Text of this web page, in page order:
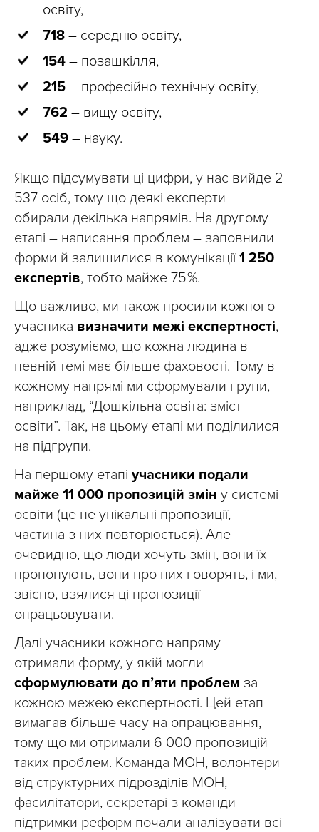
освіту,
718 – середню освіту,
154 – позашкілля,
215 – професійно-технічну освіту,
762 – вищу освіту,
549 – науку.
Якщо підсумувати ці цифри, у нас вийде 2
537 осіб, тому що деякі експерти
обирали декілька напрямів. На другому
етапі – написання проблем – заповнили
форми й залишилися в комунікації1 250
експертів, тобто майже 75 %.
Що важливо, ми також просили кожного
учасника визначити межі експертності,
адже розуміємо, що кожна людина в
певній темі має більше фаховості. Тому в
кожному напрямі ми сформували групи,
наприклад, “Дошкільна освіта: зміст
освіти”. Так, на цьому етапі ми поділилися
на підгрупи.
На першому етапі учасники подали
майже 11 000 пропозицій змін у системі
освіти (це не унікальні пропозиції,
частина з них повторюється). Але
очевидно, що люди хочуть змін, вони їх
пропонують, вони про них говорять, і ми,
звісно, взялися ці пропозиції
опрацьовувати.
Далі учасники кожного напряму
отримали форму, у якій могли
сформулювати до п’яти проблем за
кожною межею експертності. Цей етап
вимагав більше часу на опрацювання,
тому що ми отримали 6 000 пропозицій
таких проблем. Команда МОН, волонтери
від структурних підрозділів МОН,
фасилітатори, секретарі з команди
підтримки реформ почали аналізувати всі